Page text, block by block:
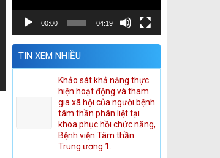
00:00 04:19
TIN XEM NHIỀU
Khảo sát khả năng thực
hiện hoạt động và tham
gia xã hội của người bệnh
tâm thần phân liệt tại
khoa phục hồi chức năng,
Bệnh viện Tâm thần
Trung ương 1.